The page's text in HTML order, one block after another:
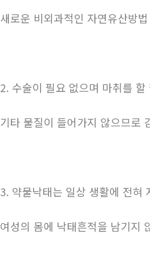
새로운 비외과적인 자연유산방
2. 수술이 필요 없으며 마취를
기타 물질이 들어가지 않으므로
3. 약물낙태는 일상 생활에 전혀
여성의 몸에 낙태흔적을 남기지